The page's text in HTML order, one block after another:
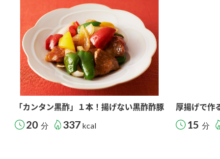
「カンタン黒酢」１本！揚げない黒酢酢豚
20 分 337 kcal
厚揚げで作
15 分